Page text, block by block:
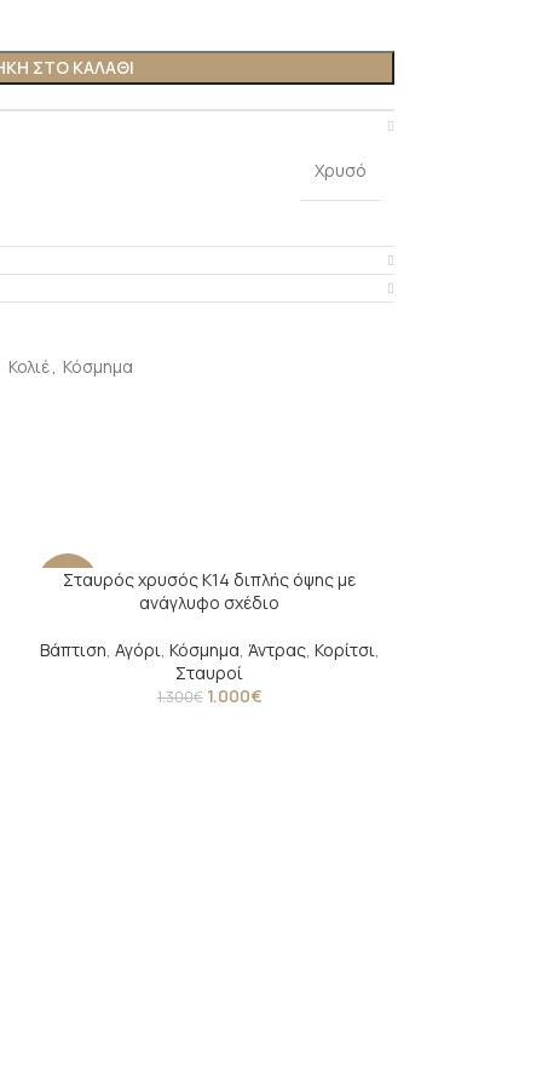
ΣΤΟ ΚΑΛΆΘΙ
Χρυσό
Κολιέ, Κόσμημα
-23%
Σταυρός χρυσός Κ14 διπλής όψης με
ανάγλυφο σχέδιο
Βάπτιση, Αγόρι, Κόσμημα, Άντρας, Κορίτσι,
Σταυροί
1.300€ 1.000€